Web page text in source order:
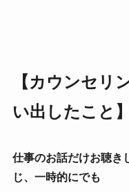
【カウンセリ
い出したこと】
仕事のお話だけお聴き
じ、一時的にでも